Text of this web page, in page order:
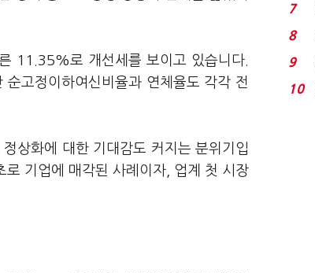
11.35%로 개선세를 보이고 있습니다.
고정이하여신비율과 연체율도 각각 전
상화에 대한 기대감도 커지는 분위기입
로 기업에 매각된 사례이자, 업계 첫 시장
7
8
9
10